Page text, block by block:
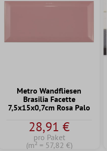
von 4.7 von 5 Sternen
Metro Wandfliesen
Brasilia Facette
7,5x15x0,7cm Rosa Palo
28,91 €
pro Paket
(m² = 57,82 €)